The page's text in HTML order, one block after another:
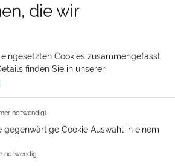
"Veste Dilsberg"
die wir
Cookies zusammengefasst
finden Sie in unserer
.
notwendig)
gegenwärtige Cookie Auswahl in einem
notwendig